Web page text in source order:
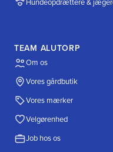
Hundeopdrættere &
TEAM ALUTORP
Om os
Vores gårdbutik
Vores mærker
Velgørenhed
Job hos os